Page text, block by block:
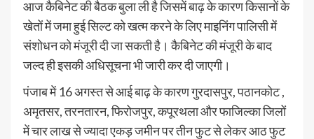
आज कैबिनेट की बैठक बुला ली है जिसमें बाढ़ के कारण किसानों के
खेतों में जमा हुई सिल्ट को खत्म करने के लिए माइनिंग पालिसी में
संशोधन को मंजूरी दी जा सकती है। कैबिनेट की मंजूरी के बाद
जल्द ही इसकी अधिसूचना भी जारी कर दी जाएगी।
पंजाब में 16 अगस्त से आई बाढ़ के कारण गुरदासपुर, पठानकोट ,
अमृतसर, तरनतारन, फिरोजपुर, कपूरथला और फाजिल्का जिलों
में चार लाख से ज्यादा एकड़ जमीन पर तीन फुट से लेकर आठ फुट